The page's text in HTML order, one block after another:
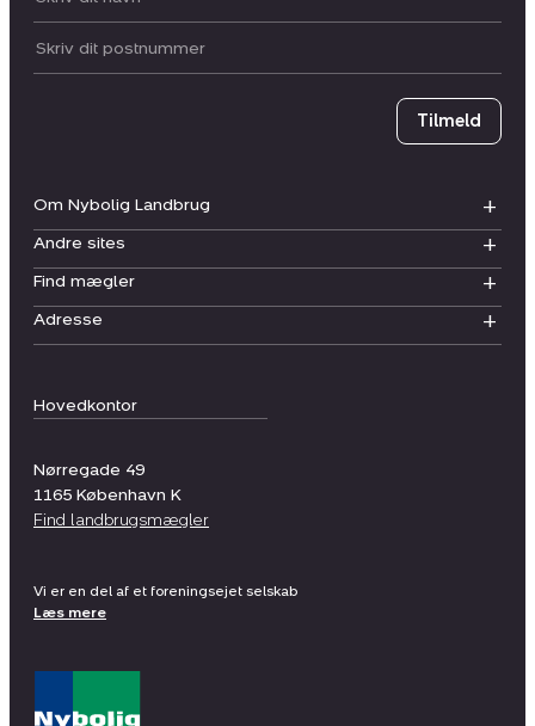
Hovedkontor
Nørregade 49
1165 København K
Find landbrugsmægler
Om Nybolig Landbrug
Andre sites
Find mægler
Adresse
Postnummer
Tilmeld
Vi er en del af et foreningsejet selskab
Læs mere